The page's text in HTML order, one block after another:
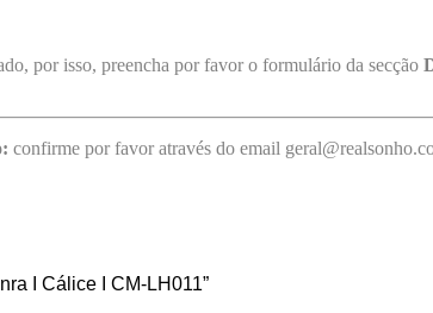
por isso, preencha por favor o formulário da secção
confirme por favor através do email
I Cálice I CM-LH011”